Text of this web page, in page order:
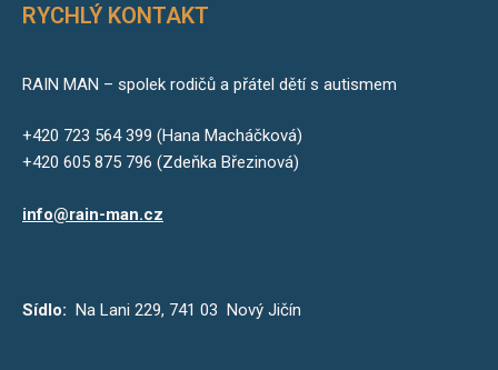
RYCHLÝ KONTAKT
RAIN MAN – spolek rodičů a přátel dětí s autismem
+420 723 564 399 (Hana Macháčková)
+420 605 875 796 (Zdeňka Březinová)
info@rain-man.cz
Sídlo: Na Lani 229, 741 03 Nový Jičín